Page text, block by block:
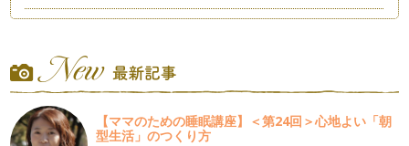
月。ハロウィンパーティーを開…
簡単ジャースイーツ！
こんにちは。お菓子研究家 橋本清美です。 今月は流行して
いる…
【ママのための睡眠講座】＜第24回＞心地よい「朝
型生活」のつくり方